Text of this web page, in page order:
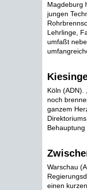
Magdeburg
jungen
Lehrlinge,
umfaßt
Köln (ADN).
noch
ganzem
Warschau
einen